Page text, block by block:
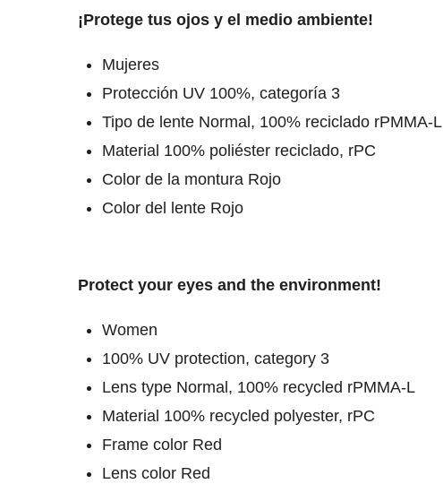
¡Protege tus ojos y el medio ambiente!
Mujeres
Protección UV 100%, categoría 3
Tipo de lente Normal, 100% reciclado rPMMA-L
Material 100% poliéster reciclado, rPC
Color de la montura Rojo
Color del lente Rojo
Protect your eyes and the environment!
Women
100% UV protection, category 3
Lens type Normal, 100% recycled rPMMA-L
Material 100% recycled polyester, rPC
Frame color Red
Lens color Red